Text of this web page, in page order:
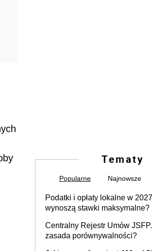
Tematy
Popularne Najnowsze
Podatki i opłaty lokalne w
wynoszą stawki maksymalne?
Centralny Rejestr Umów
zasada porównywalności?